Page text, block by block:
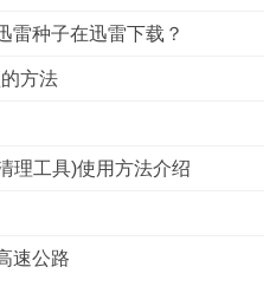
雷种子在迅雷下载？
方法
理工具)使用方法介绍
速公路